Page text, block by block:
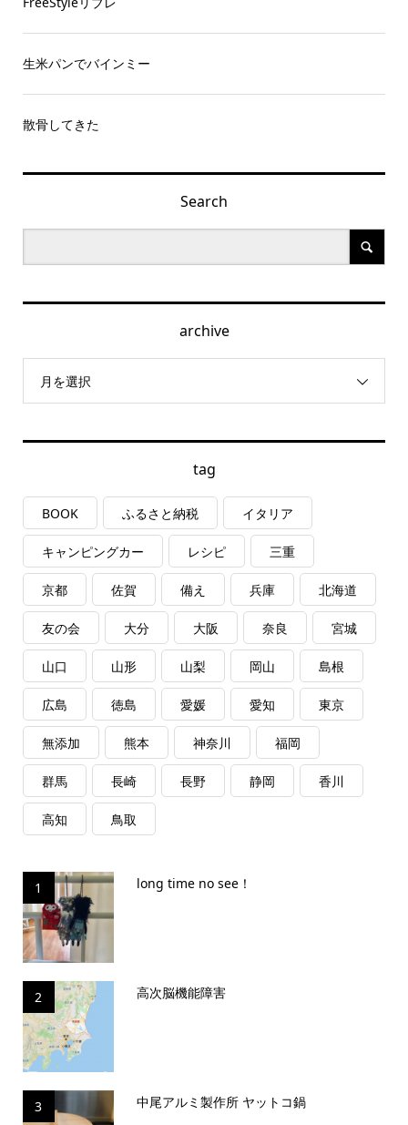
生米パンでバインミー
散骨してきた
Search
archive
月を選択
tag
BOOK ふるさと納税 イタリア
キャンピングカー レシピ 三重
京都 佐賀 備え 兵庫 北海道
友の会 大分 大阪 奈良 宮城
山口 山形 山梨 岡山 島根
広島 徳島 愛媛 愛知 東京
無添加 熊本 神奈川 福岡
群馬 長崎 長野 静岡 香川
高知 鳥取
1 long time no see！
2 高次脳機能障害
3 中尾アルミ製作所 ヤットコ鍋